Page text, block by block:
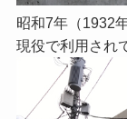
昭和7年（1932
現役で利用され